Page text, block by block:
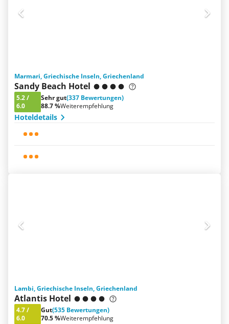
Marmari, Griechische Inseln, Griechenland
Sandy Beach Hotel
5.2/
6.0
Sehr gut(337 Bewertungen)
88.7 %Weiterempfehlung
Hoteldetails
Lambi, Griechische Inseln, Griechenland
Atlantis Hotel
4.7/
6.0
Gut(535 Bewertungen)
70.5 %Weiterempfehlung